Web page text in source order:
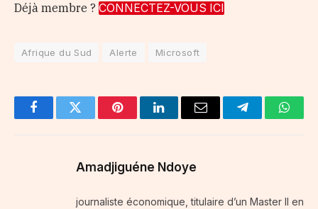
Déjà membre ? CONNECTEZ-VOUS ICI
Afrique du Sud Alerte Microsoft
FacebookTwitter PinterestLinkedInEmail Telegram
Amadjiguéne Ndoye
journaliste économique, titulaire d’un Master II en